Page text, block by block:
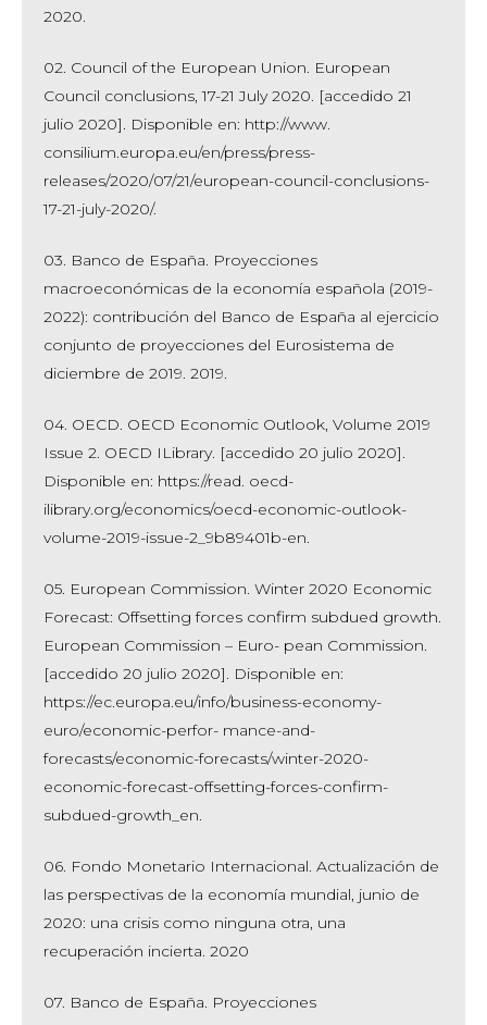
2020.
02. Council of the European Union. European
Council conclusions, 17-21 July 2020. [accedido 21
julio 2020]. Disponible en: http://www.
consilium.europa.eu/en/press/press-
releases/2020/07/21/european-council-conclusions-
17-21-july-2020/.
03. Banco de España. Proyecciones
macroeconómicas de la economía española (2019-
2022): contribución del Banco de España al ejercicio
conjunto de proyecciones del Eurosistema de
diciembre de 2019. 2019.
04. OECD. OECD Economic Outlook, Volume 2019
Issue 2. OECD ILibrary. [accedido 20 julio 2020].
Disponible en: https://read. oecd-
ilibrary.org/economics/oecd-economic-outlook-
volume-2019-issue-2_9b89401b-en.
05. European Commission. Winter 2020 Economic
Forecast: Offsetting forces confirm subdued growth.
European Commission – Euro- pean Commission.
[accedido 20 julio 2020]. Disponible en:
https://ec.europa.eu/info/business-economy-
euro/economic-perfor- mance-and-
forecasts/economic-forecasts/winter-2020-
economic-forecast-offsetting-forces-confirm-
subdued-growth_en.
06. Fondo Monetario Internacional. Actualización de
las perspectivas de la economía mundial, junio de
2020: una crisis como ninguna otra, una
recuperación incierta. 2020
07. Banco de España. Proyecciones